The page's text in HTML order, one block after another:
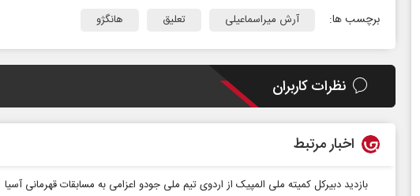
برچسب ها: آرش میراسماعیلی تعلیق هانگژو
نظرات کاربران
اخبار مرتبط
بازدید دبیرکل کمیته ملی المپیک از اردوی تیم ملی جودو اعزامی به مسابقات قهرمانی آسیا